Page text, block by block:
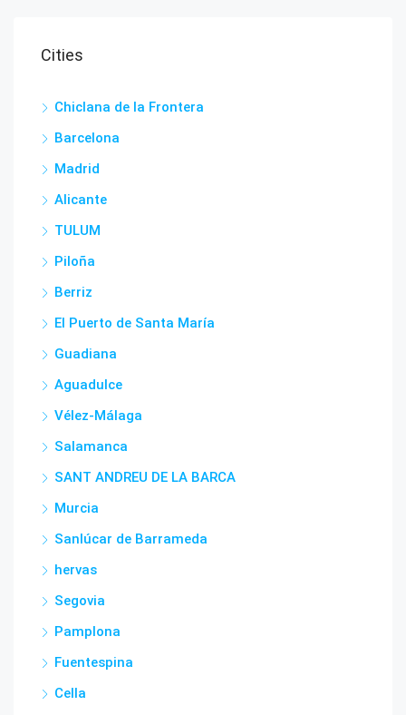
Cities
Chiclana de la Frontera
Barcelona
Madrid
Alicante
TULUM
Piloña
Berriz
El Puerto de Santa María
Guadiana
Aguadulce
Vélez-Málaga
Salamanca
SANT ANDREU DE LA BARCA
Murcia
Sanlúcar de Barrameda
hervas
Segovia
Pamplona
Fuentespina
Cella